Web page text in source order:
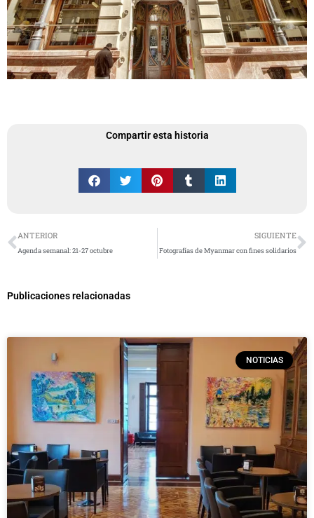
Compartir esta historia
Ant
ANTERIOR
Agenda semanal: 21-27 octubre
SIGUIENTE
Fotografías de Myanmar con fines solidarios
Publicaciones relacionadas
NOTICIAS